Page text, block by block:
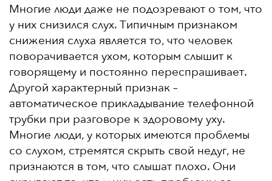
Многие люди даже не подозревают о том, что
у них снизился слух. Типичным признаком
снижения слуха является то, что человек
поворачивается ухом, которым слышит к
говорящему и постоянно переспрашивает.
Другой характерный признак –
автоматическое прикладывание телефонной
трубки при разговоре к здоровому уху.
Многие люди, у которых имеются проблемы
со слухом, стремятся скрыть свой недуг, не
признаются в том, что слышат плохо. Они